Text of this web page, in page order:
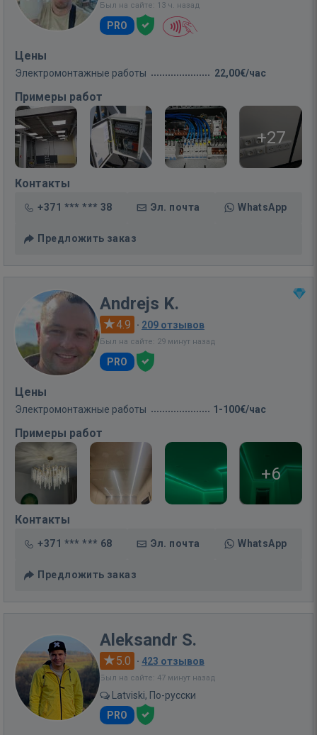
Был на сайте: 13 ч. назад
PRO
Цены
Электромонтажные работы 22,00€/час
Примеры работ
+27
Контакты
+371 *** *** 38 Эл. почта WhatsApp
Предложить заказ
Andrejs K.
4.9 · 209 отзывов
Был на сайте: 29 минут назад
PRO
Цены
Электромонтажные работы 1-100€/час
Примеры работ
+6
Контакты
+371 *** *** 68 Эл. почта WhatsApp
Предложить заказ
Aleksandr S.
5.0 · 423 отзывов
Был на сайте: 47 минут назад
Latviski, По-русски
PRO